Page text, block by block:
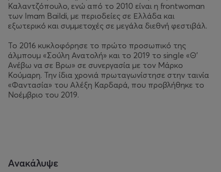
Καλαντζόπουλο, ενώ από το 2010 είναι η frontwoman
των Imam Baildi, με περιοδείες σε Ελλάδα και
εξωτερικό και συμμετοχές σε μεγάλα διεθνή φεστιβάλ.
Το 2016 κυκλοφόρησε το πρώτο προσωπικό της
άλμπουμ «Σούλη Ανατολή» και το 2019 το single «Θ’
Ανέβω να σε Βρω» σε συνεργασία με τον Μάρκο
Κούμαρη. Την ίδια χρονιά πρωταγωνίστησε στην ταινία
«Φαντασία» του Αλέξη Καρδαρά, που προβλήθηκε το
Νοέμβριο του 2019.
Ανακάλυψε